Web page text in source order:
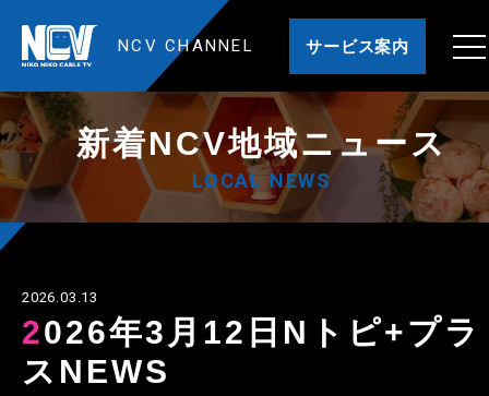
NCV CHANNEL サービス案内
新着NCV地域ニュース
LOCAL NEWS
2026.03.13
2026年3月12日Nトピ+プラ
スNEWS